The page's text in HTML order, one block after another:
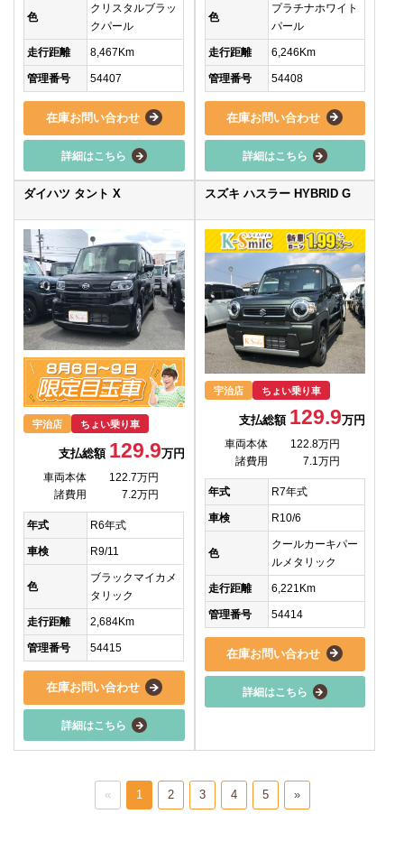
色
クリスタルブラッ
クパール
走行距離 8,467Km
管理番号 54407
在庫お問い合わせ
詳細はこちら
色
プラチナホワイト
パール
走行距離 6,246Km
管理番号 54408
在庫お問い合わせ
詳細はこちら
ダイハツ タント X
宇治店 ちょい乗り車
支払総額 129.9万円
車両本体
122.7万円
諸費用
7.2万円
年式 R6年式
車検 R9/11
色
ブラックマイカメ
タリック
走行距離 2,684Km
管理番号 54415
在庫お問い合わせ
詳細はこちら
スズキ ハスラー HYBRID G
宇治店 ちょい乗り車
支払総額 129.9万円
車両本体
122.8万円
諸費用
7.1万円
年式 R7年式
車検 R10/6
色
クールカーキパー
ルメタリック
走行距離 6,221Km
管理番号 54414
在庫お問い合わせ
詳細はこちら
« 1 2 3 4 5 »